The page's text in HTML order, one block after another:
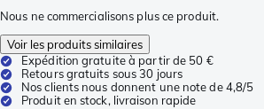
Nous ne commercialisons plus ce produit.
Voir les produits similaires
Expédition gratuite à partir de 50 €
Retours gratuits sous 30 jours
Nos clients nous donnent une note de 4,8/5
Produit en stock, livraison rapide